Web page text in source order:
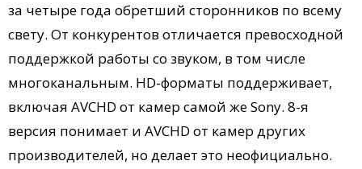
за четыре года обретший сторонников по всему
свету. От конкурентов отличается превосходной
поддержкой работы со звуком, в том числе
многоканальным. HD-форматы поддерживает,
включая AVCHD от камер самой же Sony. 8-я
версия понимает и AVCHD от камер других
производителей, но делает это неофициально.